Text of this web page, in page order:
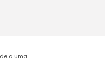
a uma